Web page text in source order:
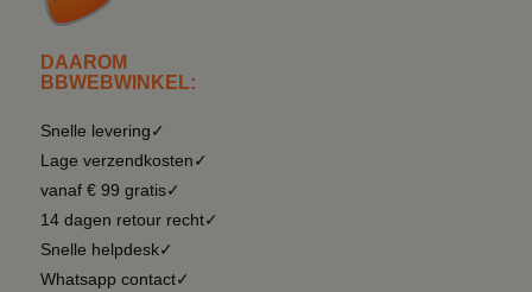
DAAROM
BBWEBWINKEL:
Snelle levering✓
Lage verzendkosten✓
vanaf € 99 gratis✓
14 dagen retour recht✓
Snelle helpdesk✓
Whatsapp contact✓